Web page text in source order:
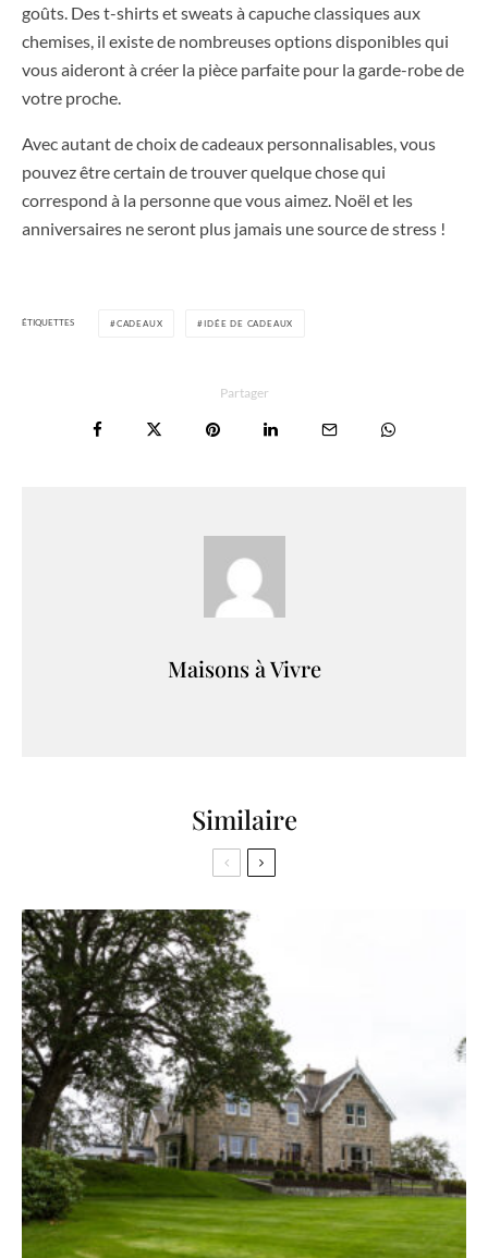
goûts. Des t-shirts et sweats à capuche classiques aux
chemises, il existe de nombreuses options disponibles qui
vous aideront à créer la pièce parfaite pour la garde-robe de
votre proche.
Avec autant de choix de cadeaux personnalisables, vous
pouvez être certain de trouver quelque chose qui
correspond à la personne que vous aimez. Noël et les
anniversaires ne seront plus jamais une source de stress !
ÉTIQUETTES CADEAUX IDÉE DE CADEAUX
Partager
Maisons à Vivre
Similaire